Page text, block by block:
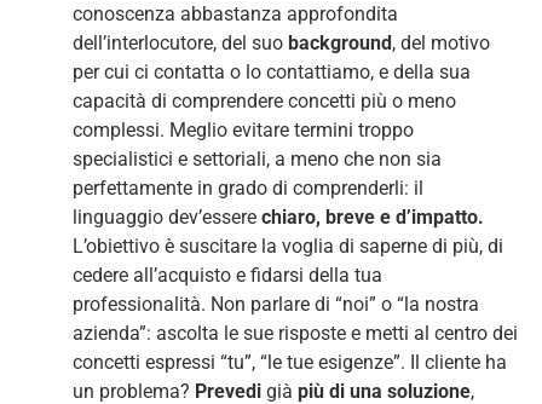
conoscenza abbastanza approfondita
dell’interlocutore, del suo background, del motivo
per cui ci contatta o lo contattiamo, e della sua
capacità di comprendere concetti più o meno
complessi. Meglio evitare termini troppo
specialistici e settoriali, a meno che non sia
perfettamente in grado di comprenderli: il
linguaggio dev’essere chiaro, breve e d’impatto.
L’obiettivo è suscitare la voglia di saperne di più, di
cedere all’acquisto e fidarsi della tua
professionalità. Non parlare di “noi” o “la nostra
azienda”: ascolta le sue risposte e metti al centro dei
concetti espressi “tu”, “le tue esigenze”. Il cliente ha
un problema? Prevedi già più di una soluzione,